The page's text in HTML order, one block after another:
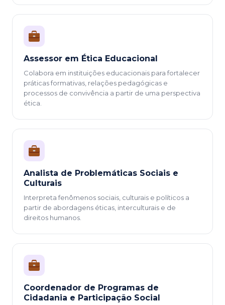
Assessor em Ética Educacional
Colabora em instituições educacionais para fortalecer
práticas formativas, relações pedagógicas e
processos de convivência a partir de uma perspectiva
ética.
Analista de Problemáticas Sociais e
Culturais
Interpreta fenômenos sociais, culturais e políticos a
partir de abordagens éticas, interculturais e de
direitos humanos.
Coordenador de Programas de
Cidadania e Participação Social